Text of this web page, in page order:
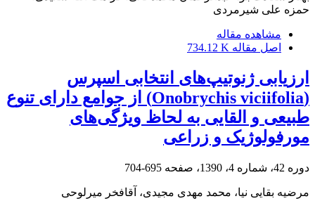
حمزه علی شیرمردی
مشاهده مقاله
اصل مقاله 734.12 K
ارزیابی ژنوتیپ‌های انتخابی اسپرس
(Onobrychis viciifolia) از جوامع دارای تنوع
طبیعی و القایی به لحاظ ویژگی‌های
مورفولوژیک و زراعی
دوره 42، شماره 4، 1390، صفحه 695-704
مرضیه بقایی نیا، محمد مهدی مجیدی، آقافخر میرلوحی